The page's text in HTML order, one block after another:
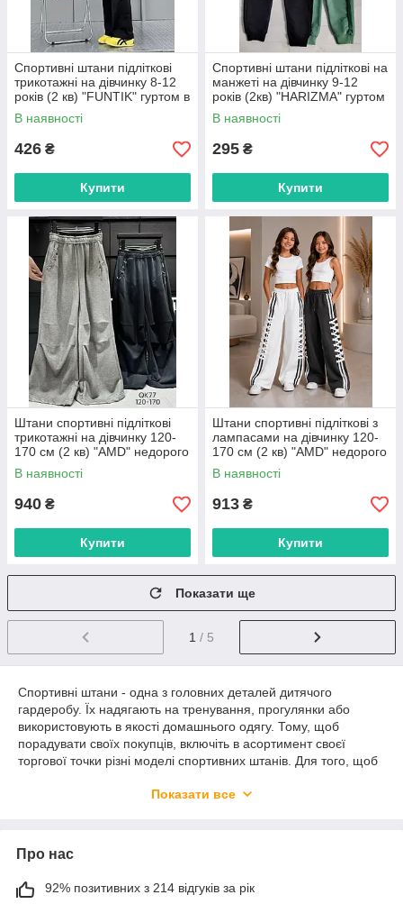
Спортивні штани підліткові
трикотажні на дівчинку 8-12
років (2 кв) "FUNTIK" гуртом в
Одесі на 7 км
В наявності
426 ₴
Купити
Спортивні штани підліткові на
манжеті на дівчинку 9-12
років (2кв) "HARIZMA" гуртом
в Одесі на 7 км
В наявності
295 ₴
Купити
Штани спортивні підліткові
трикотажні на дівчинку 120-
170 см (2 кв) "AMD" недорого
від прямого постачальника
В наявності
940 ₴
Купити
Штани спортивні підліткові з
лампасами на дівчинку 120-
170 см (2 кв) "AMD" недорого
від прямого постачальника
В наявності
913 ₴
Купити
Показати ще
1 / 5
Спортивні штани - одна з головних деталей дитячого
гардеробу. Їх надягають на тренування, прогулянки або
використовують в якості домашнього одягу. Тому, щоб
порадувати своїх покупців, включіть в асортимент своєї
торгової точки різні моделі спортивних штанів. Для того, щоб
умови закупівель на опт і в роздріб. Ціни в каталозі
вибір моделей дозволить придбати для асортименту торгової
точки різні варіанти штанів на дітей віком від 7 років до 16
років.
Показати все
Про нас
92% позитивних з 214 відгуків за рік